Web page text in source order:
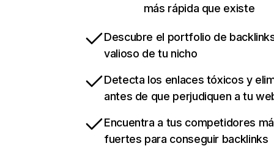
más rápida que existe
Descubre el portfolio de
valioso de tu nicho
Detecta los enlaces tóxicos y
antes de que perjudiquen a tu
Encuentra a tus competidores
fuertes para conseguir backlinks